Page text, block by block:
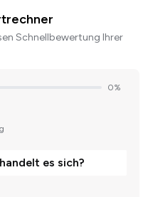
Schnellbewertung Ihrer